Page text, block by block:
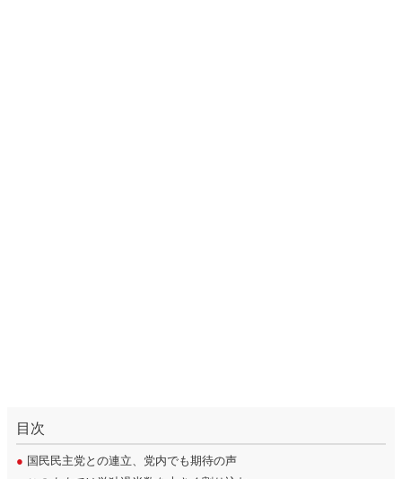
目次
● 国民民主党との連立、党内でも期待の声